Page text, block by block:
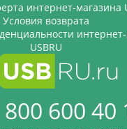
интернет-магазина
Условия возврата
USBRU
800 600 40